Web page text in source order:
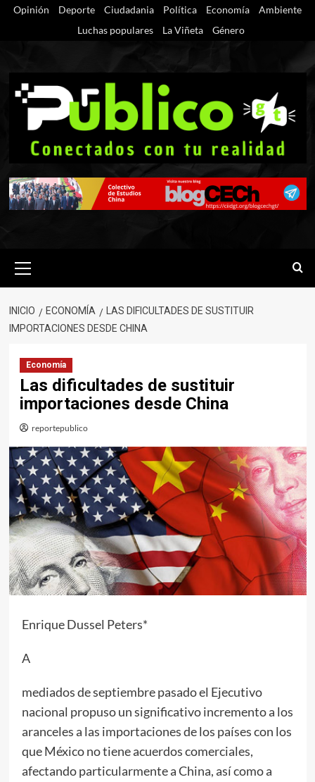
SaltarOpinión Deporte Ciudadania Política Economía
Ambiente
Luchas populares
La Viñeta Género
primario
INICIO ECONOMÍA
LAS DIFICULTADES DE SUSTITUIR
IMPORTACIONES DESDE CHINA
Economía
Las dificultades de sustituir
importaciones desde China
reportepublico
Enrique Dussel Peters*
A
mediados de septiembre pasado el Ejecutivo
nacional propuso un significativo incremento a los
aranceles a las importaciones de los países con los
que México no tiene acuerdos comerciales,
afectando particularmente a China, así como a